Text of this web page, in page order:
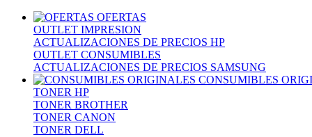
OFERTAS
OUTLET IMPRESION
ACTUALIZACIONES DE PRECIOS HP
OUTLET CONSUMIBLES
ACTUALIZACIONES DE PRECIOS SAMSUNG
CONSUMIBLES
TONER HP
TONER BROTHER
TONER CANON
TONER DELL